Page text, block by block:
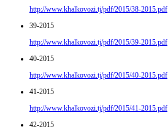
http://www.khalkovozi.tj/pdf/2015/38-2015.pdf
39-2015
http://www.khalkovozi.tj/pdf/2015/39-2015.pdf
40-2015
http://www.khalkovozi.tj/pdf/2015/40-2015.pdf
41-2015
http://www.khalkovozi.tj/pdf/2015/41-2015.pdf
42-2015